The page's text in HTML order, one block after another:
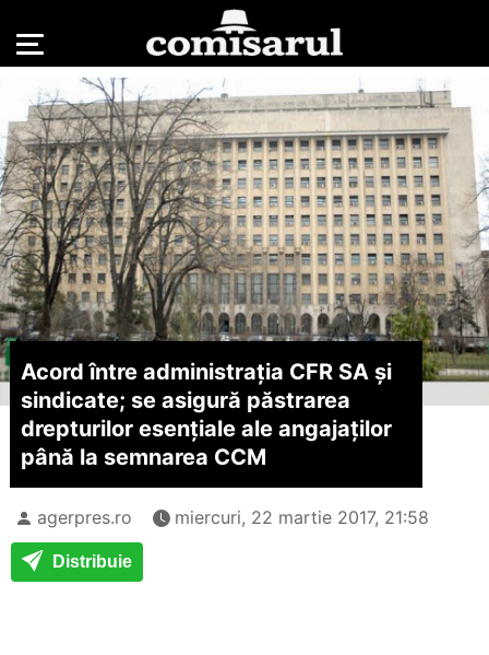
Acord între administrația CFR SA și
sindicate; se asigură păstrarea
drepturilor esențiale ale angajaților
până la semnarea CCM
agerpres.ro miercuri, 22 martie 2017, 21:58
Distribuie